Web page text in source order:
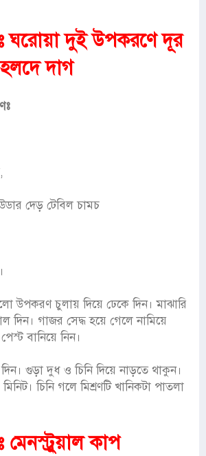
ঘরোয়া দুই উপকরণে দূর
দাগ
দেড় টেবিল চামচ
উপকরণ চুলায় দিয়ে ঢেকে দিন। মাঝারি
দিন। গাজর সেদ্ধ হয়ে গেলে নামিয়ে
বানিয়ে নিন।
দিন। গুড়া দুধ ও চিনি দিয়ে নাড়তে থাকুন।
চিনি গলে মিশ্রণটি খানিকটা পাতলা
মেনস্ট্রুয়াল কাপ